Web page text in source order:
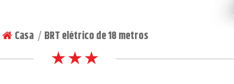
Casa | BRT elétrico de 18 metros
★ ★ ★